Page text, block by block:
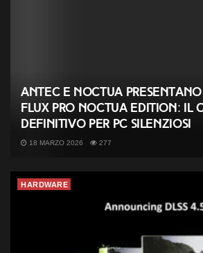
Antec e Noctua
Flux Pro Noctua Edition: il
definitivo per PC silenziosi
18 MARZO 2026 277
HARDWARE